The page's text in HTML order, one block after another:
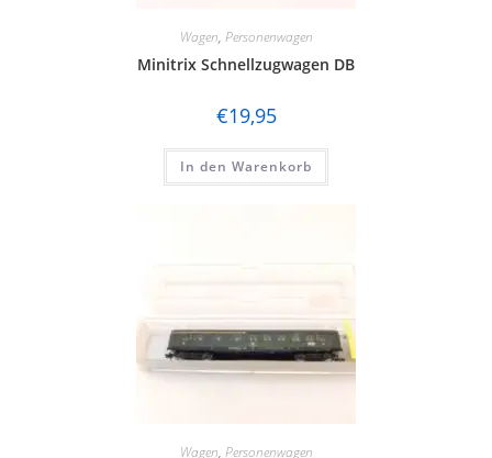
Wagen, Personenwagen
Minitrix Schnellzugwagen DB
€19,95
In den Warenkorb
Wagen, Personenwagen